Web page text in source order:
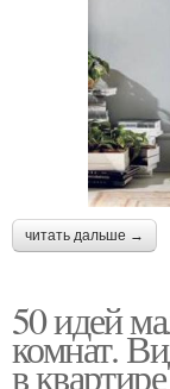
читать дальше →
50 идей
комнат.
в квартире